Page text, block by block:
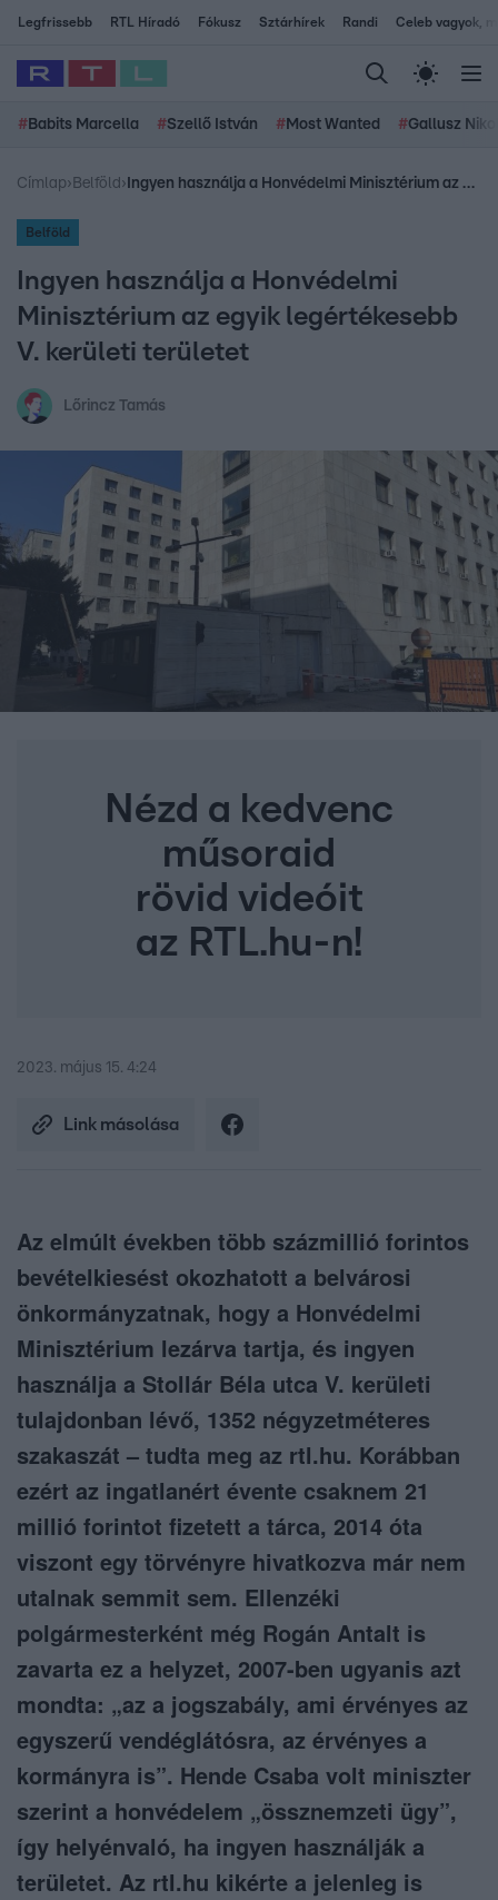
Legfrissebb RTL Híradó Fókusz Sztárhírek Randi Celeb vagyok,
# Babits Marcella #Szellő István # Most Wanted #Gallusz
Címlap› Belföld › Ingyen használja a Honvédelmi Minisztérium az egyik legértékesebb V. kerületi területet
Belföld
Ingyen használja a Honvédelmi
Minisztérium az egyik legértékesebb
V. kerületi területet
Lőrincz Tamás
Nézd a kedvenc
műsoraid
rövid videóit
az RTL.hu-n!
2023. május 15. 4:24
Link másolása
Az elmúlt években több százmillió forintos
bevételkiesést okozhatott a belvárosi
önkormányzatnak, hogy a Honvédelmi
Minisztérium lezárva tartja, és ingyen
használja a Stollár Béla utca V. kerületi
tulajdonban lévő, 1352 négyzetméteres
szakaszát – tudta meg az rtl.hu. Korábban
ezért az ingatlanért évente csaknem 21
millió forintot fizetett a tárca, 2014 óta
viszont egy törvényre hivatkozva már nem
utalnak semmit sem. Ellenzéki
polgármesterként még Rogán Antalt is
zavarta ez a helyzet, 2007-ben ugyanis azt
mondta: „az a jogszabály, ami érvényes az
egyszerű vendéglátósra, az érvényes a
kormányra is”. Hende Csaba volt miniszter
szerint a honvédelem „össznemzeti ügy”,
így helyénvaló, ha ingyen használják a
területet. Az rtl.hu kikérte a jelenleg is